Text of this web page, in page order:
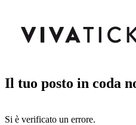
Il tuo posto in coda
Si è verificato un errore.